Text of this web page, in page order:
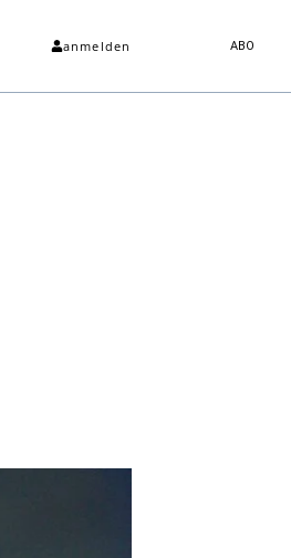
anmelden ABO